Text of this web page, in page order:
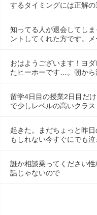
するタイミングには正解の
知ってる人が退会してし
ントしてくれた方です。メ
おはようございます！ヨ
たヒーホーです…。朝から
留学4日目の授業2日目だ
で少しレベルの高いクラス
起きた。まだちょっと昨
もしれない今すぐにでも泣
誰か相談乗ってください
話じゃないので